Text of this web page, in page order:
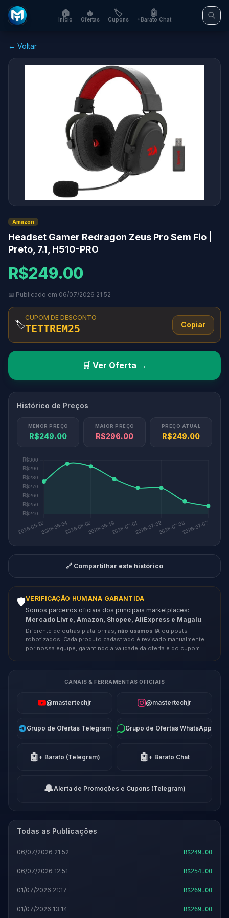
🏠
Início
🔥
Ofertas
🏷️
Cupons
🤖
+Barato Chat
← Voltar
Amazon
Headset Gamer Redragon Zeus Pro Sem Fio |
Preto, 7.1, H510-PRO
R$249.00
📅 Publicado em 06/07/2026 21:52
🏷️
CUPOM DE DESCONTO
TETTREM25 Copiar
🛒 Ver Oferta →
Histórico de Preços
MENOR PREÇO
R$249.00
MAIOR PREÇO
R$296.00
PREÇO ATUAL
R$249.00
🔗 Compartilhar este histórico
🛡️VERIFICAÇÃO HUMANA GARANTIDA
Somos parceiros oficiais dos principais marketplaces:
Mercado Livre, Amazon, Shopee, AliExpress e Magalu.
Diferente de outras plataformas, não usamos IA ou posts
robotizados. Cada produto cadastrado é revisado manualmente
por nossa equipe, garantindo a validade da oferta e do cupom.
CANAIS & FERRAMENTAS OFICIAIS
@mastertechjr @mastertechjr
Grupo de Ofertas Telegram Grupo de Ofertas WhatsApp
🤖+ Barato (Telegram) 🤖+ Barato Chat
🔔Alerta de Promoções e Cupons (Telegram)
Todas as Publicações
06/07/2026 21:52 R$249.00
06/07/2026 12:51 R$254.00
01/07/2026 21:17 R$269.00
01/07/2026 13:14 R$269.00